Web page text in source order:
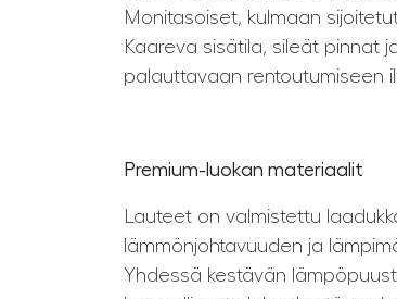
Monitasoiset, kulmaan
Kaareva sisätila, sileät pinnat
palauttavaan rentoutumiseen
Premium-luokan materiaalit
Lauteet on valmistettu
lämmönjohtavuuden ja
Yhdessä kestävän